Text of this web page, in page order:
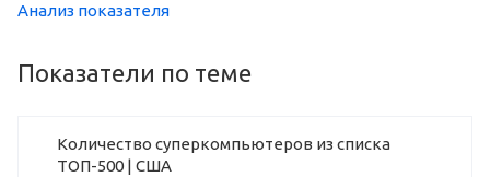
Анализ показателя
Показатели по теме
Количество суперкомпьютеров из списка
ТОП-500 | США